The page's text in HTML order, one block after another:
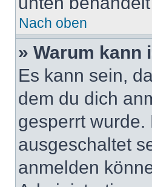
Nach oben
» Warum
Es kann sein,
dem du dich
gesperrt
ausgeschaltet
anmelden